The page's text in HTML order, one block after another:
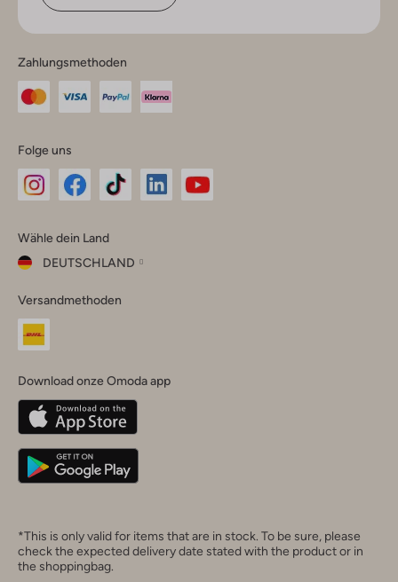
Zahlungsmethoden
Folge uns
Instagram
Facebook
TikTok
Wähle dein Land
DEUTSCHLAND
dein
Land
Belgique(Français)
Deutschland
Versandmethoden
Download onze Omoda app
*This is only valid for items that are in stock. To be sure, please
check the expected delivery date stated with the product or in
the shoppingbag.